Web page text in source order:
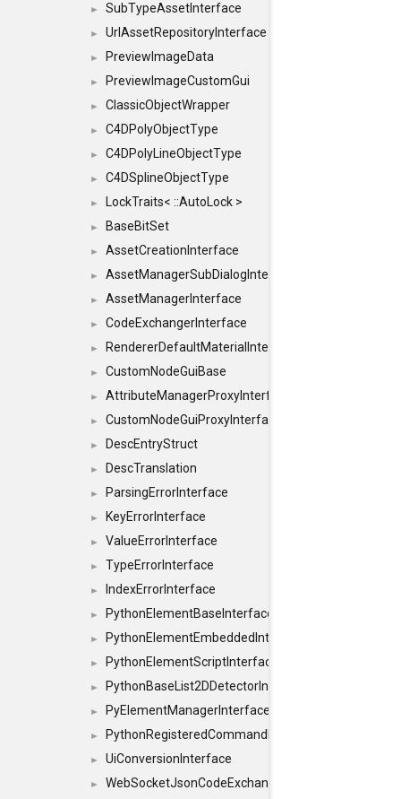
► SubTypeAssetInterface
► UrlAssetRepositoryInterface
► PreviewImageData
► PreviewImageCustomGui
► ClassicObjectWrapper
► C4DPolyObjectType
► C4DPolyLineObjectType
► C4DSplineObjectType
► LockTraits< ::AutoLock >
► BaseBitSet
► AssetCreationInterface
► AssetManagerSubDialogInterface
► AssetManagerInterface
► CodeExchangerInterface
► RendererDefaultMaterialInterface
► CustomNodeGuiBase
► AttributeManagerProxyInterface
► CustomNodeGuiProxyInterface
► DescEntryStruct
► DescTranslation
► ParsingErrorInterface
► KeyErrorInterface
► ValueErrorInterface
► TypeErrorInterface
► IndexErrorInterface
► PythonElementBaseInterface
► PythonElementEmbeddedInterface
► PythonElementScriptInterface
► PythonBaseList2DDetectorInterface
► PyElementManagerInterface
► PythonRegisteredCommandIdsInterface
► UiConversionInterface
► WebSocketJsonCodeExchangerInterface